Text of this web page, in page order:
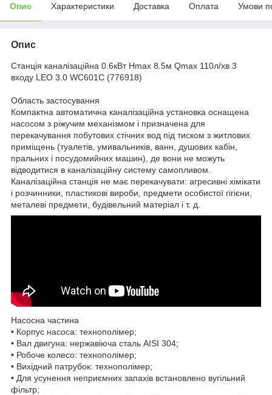
Опис Характеристики Доставка Оплата Умови
Опис
Станція каналізаційна 0.6кВт Hmax 8.5м Qmax 110л/хв 3
входу LEO 3.0 WC601С (776918)
Область застосування
Компактна автоматична каналізаційна установка оснащена
насосом з ріжучим механізмом і призначена для
перекачування побутових стічних вод під тиском з житлових
приміщень (туалетів, умивальників, ванн, душових кабін,
пральних і посудомийних машин), де вони не можуть
відводитися в каналізаційну систему самопливом.
Каналізаційна станція не має перекачувати: агресивні хімікати
і розчинники, пластикові вироби, предмети особистої гігієни,
металеві предмети, будівельний матеріал і т. д.
Насосна частина
• Корпус насоса: технополімер;
• Вал двигуна: нержавіюча сталь AISI 304;
• Робоче колесо: технополімер;
• Вихідний патрубок: технополімер;
• Для усунення неприємних запахів встановлено вугільний
фільтр;